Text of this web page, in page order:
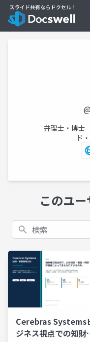
弁理士・博士
ド
このユ
検索
Cerebras Systems
ジネス視点での知財